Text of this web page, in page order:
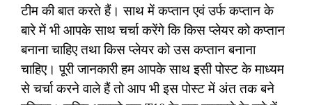
टीम की बात करते हैं। साथ में कप्तान एवं उर्फ कप्तान के
बारे में भी आपके साथ चर्चा करेंगे कि किस प्लेयर को कप्तान
बनाना चाहिए तथा किस प्लेयर को उस कप्तान बनाना
चाहिए। पूरी जानकारी हम आपके साथ इसी पोस्ट के माध्यम
से चर्चा करने वाले हैं तो आप भी इस पोस्ट में अंत तक बने